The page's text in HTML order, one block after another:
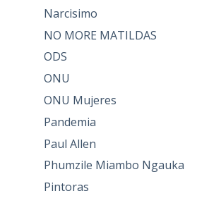
Narcisimo
NO MORE MATILDAS
ODS
ONU
ONU Mujeres
Pandemia
Paul Allen
Phumzile Miambo Ngauka
Pintoras